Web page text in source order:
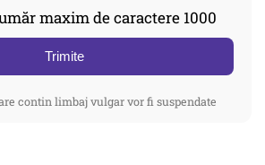
maxim de caractere 1000
Trimite
contin limbaj vulgar vor fi suspendate